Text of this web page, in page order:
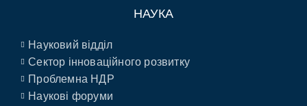
НАУКА
Науковий відділ
Сектор інноваційного розвитку
Проблемна НДР
Наукові форуми